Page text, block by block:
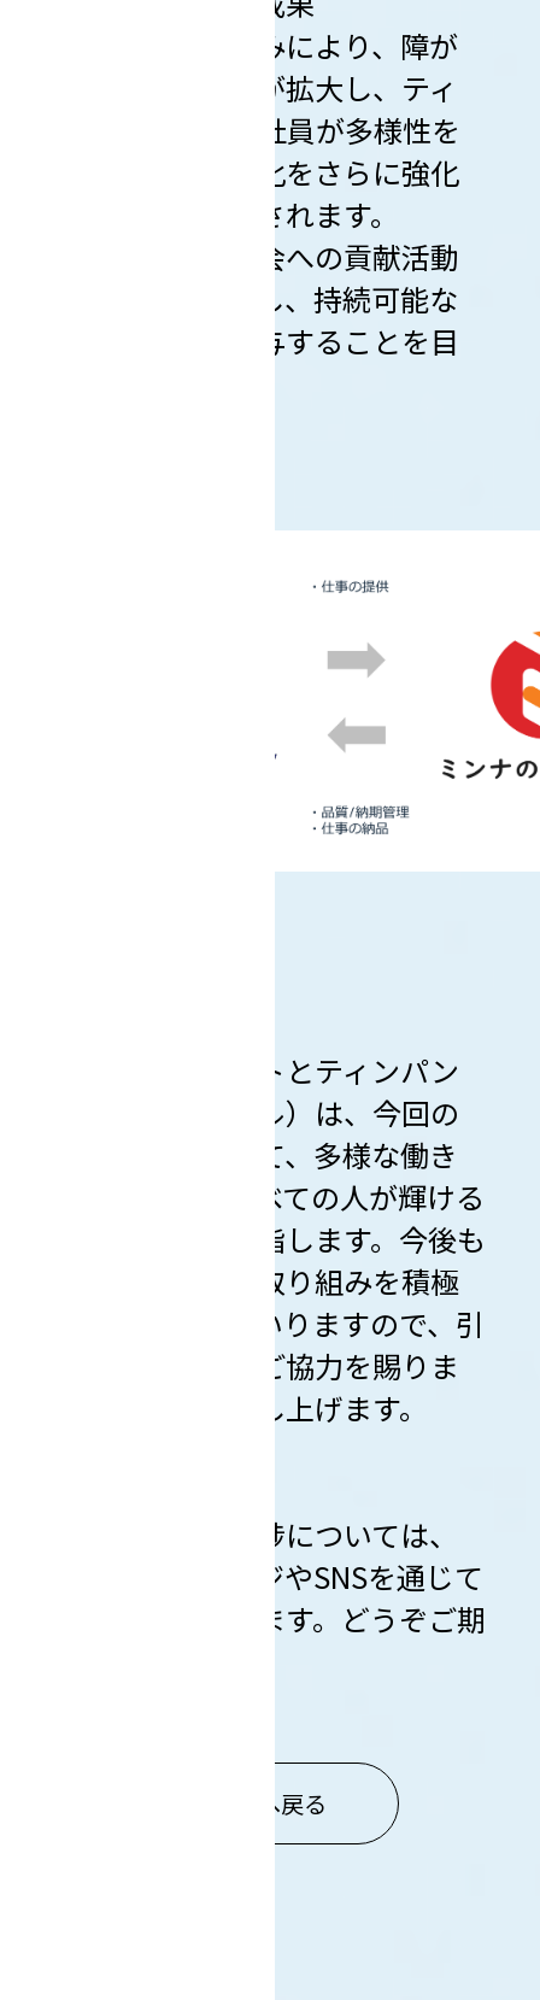
この取り組みにより、障が
い者の就労機会が拡大し、ティ
ンパンアレイの社員が多様性を
尊重する企業文化をさらに強化
することが期待されます。
また、地域社会への貢献活動
がより一層充実し、持続可能な
社会の実現に寄与することを目
ミンナのシゴトとティンパン
アレイ（アパレル）は、今回の
取り組みを通じて、多様な働き
方を支援し、すべての人が輝ける
社会の実現を目指します。今後も
障がい者支援の取り組みを積極
的に推進してまいりますので、引
き続きご支援とご協力を賜りま
すようお願い申し上げます。
詳細な情報や進捗については、
随時ホームページやSNSを通じて
お知らせいたします。どうぞご期
一覧へ戻る